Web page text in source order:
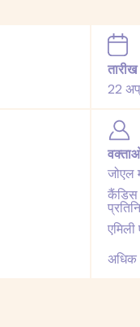
तारीख
22
जोएल
कैंडिस
अधिक